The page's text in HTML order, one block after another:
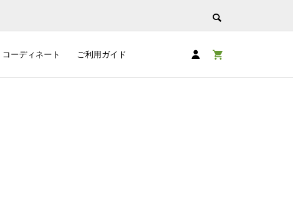
コーディネート ご利用ガイド